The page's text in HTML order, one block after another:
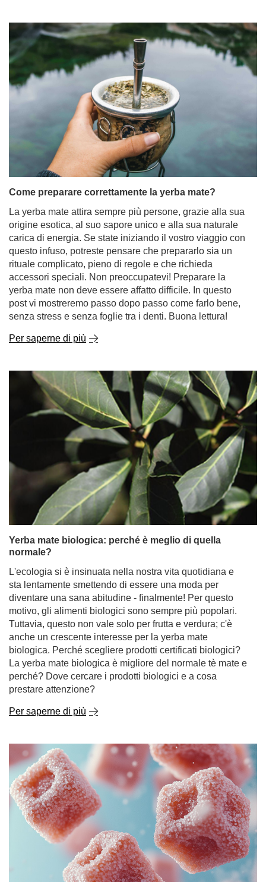
Lapacho - il segreto degli Incas nella vostra tazza!
Il Lapacho, conosciuto come il "tè degli Incas", è più di
una curiosità esotica: è un vero e proprio tesoro della
natura. Questa pianta unica vanta una lunga storia di
utilizzo nella medicina popolare sudamericana. Per
secoli, la sua corteccia ha aiutato a risolvere infezioni,
infiammazioni e problemi digestivi. Oggi sta
guadagnando popolarità come ingrediente di tisane e
yerba mate. Scoprite cos'è la corteccia di Pau d'Arco,
quali proprietà possiede e come potete integrare questo
affascinante ingrediente nella vostra routine quotidiana.
Per saperne di più
Come preparare correttamente la yerba mate?
La yerba mate attira sempre più persone, grazie alla sua
origine esotica, al suo sapore unico e alla sua naturale
carica di energia. Se state iniziando il vostro viaggio con
questo infuso, potreste pensare che prepararlo sia un
rituale complicato, pieno di regole e che richieda
accessori speciali. Non preoccupatevi! Preparare la
yerba mate non deve essere affatto difficile. In questo
post vi mostreremo passo dopo passo come farlo bene,
senza stress e senza foglie tra i denti. Buona lettura!
Per saperne di più
Yerba mate biologica: perché è meglio di quella
normale?
L'ecologia si è insinuata nella nostra vita quotidiana e
sta lentamente smettendo di essere una moda per
diventare una sana abitudine - finalmente! Per questo
motivo, gli alimenti biologici sono sempre più popolari.
Tuttavia, questo non vale solo per frutta e verdura; c'è
anche un crescente interesse per la yerba mate